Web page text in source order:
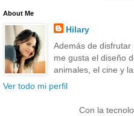
About Me
Hilary
Además de disfrutar
me gusta el diseño
animales, el cine y
Ver todo mi perfil
Con la